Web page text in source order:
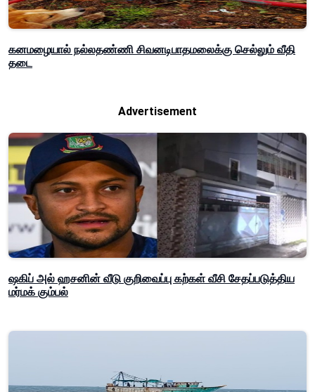
கனமழையால் நல்லதண்ணி சிவனடிபாதமலைக்கு செல்லும் வீதி
தடை
Advertisement
ஷகிப் அல் ஹசனின் வீடு குறிவைப்பு கற்கள் வீசி சேதப்படுத்திய
மர்மக் கும்பல்